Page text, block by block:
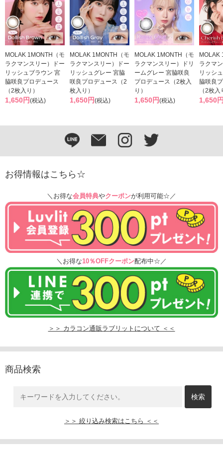
MOLAK 1MONTH（モ
ラクマンスリー）ドー
リッシュブラウン 宮
脇咲良プロデュース
（2枚入り）
1,650円(税込)
MOLAK 1MONTH（モ
ラクマンスリー）ドー
リッシュグレー 宮脇
咲良プロデュース（2
枚入り）
1,650円(税込)
MOLAK 1MONTH（モ
ラクマンスリー）ドリ
ームグレー 宮脇咲良
プロデュース（2枚入
り）
1,650円(税込)
MOLAK
ラクマ
リッシ
脇咲良
（2枚入
1,650
お得情報はこちら☆
＼お得な会員特典やクーポンが利用可能☆／
＼お得な10％OFFクーポン配布中☆／
＞＞ カラコン通販ラブリットについて ＜＜
商品検索
＞＞ 絞り込み検索はこちら ＜＜